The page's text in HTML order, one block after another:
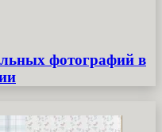
фотографий в